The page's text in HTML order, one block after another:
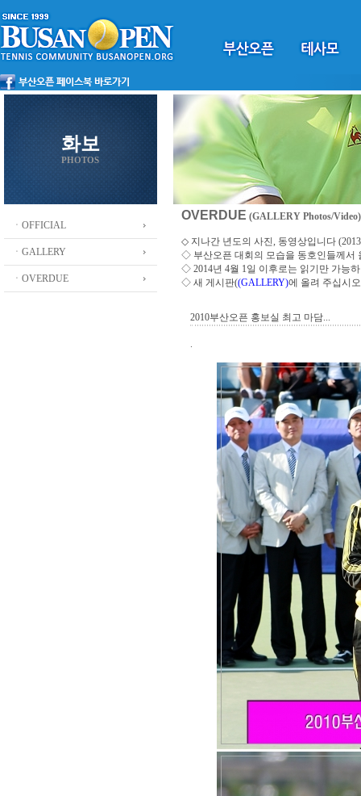
화보
PHOTOS
ㆍOFFICIAL
ㆍGALLERY
ㆍOVERDUE
OVERDUE (GALLERY Photos/Video)
◇ 지나간 년도의 사진, 동영상입니다
◇ 부산오픈 대회의 모습을 동호인들께서
◇ 2014년 4월 1일 이후로는 읽기만 가능
◇ 새 게시판((GALLERY)에 올려 주십시오
2010부산오픈 홍보실 최고 마담...
.